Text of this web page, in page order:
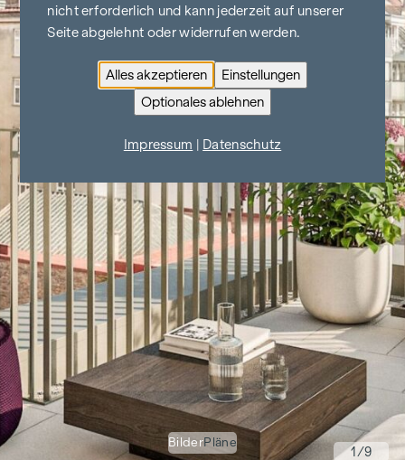
BilderPläne
1/9
nicht erforderlich und kann jederzeit auf unserer
Seite abgelehnt oder widerrufen werden.
Alles akzeptieren
Einstellungen
Optionales ablehnen
Impressum Datenschutz